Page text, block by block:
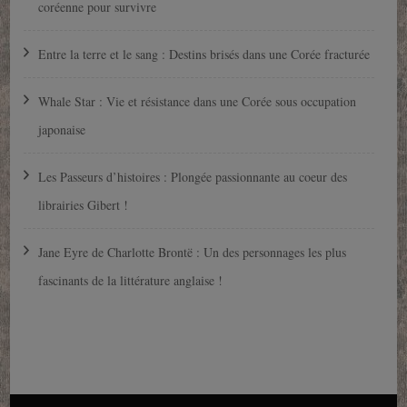
coréenne pour survivre
Entre la terre et le sang : Destins brisés dans une Corée fracturée
Whale Star : Vie et résistance dans une Corée sous occupation
japonaise
Les Passeurs d’histoires : Plongée passionnante au coeur des
librairies Gibert !
Jane Eyre de Charlotte Brontë : Un des personnages les plus
fascinants de la littérature anglaise !